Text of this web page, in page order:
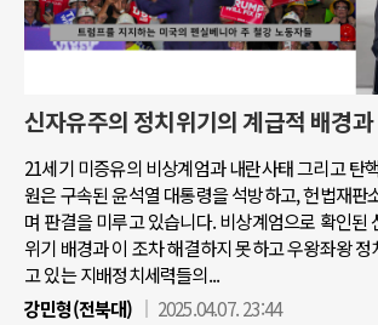
신자유주의 정치위기의 계급적 배경
21세기 미증유의 비상계엄과 내란사태 그리고 탄
원은 구속된 윤석열 대통령을 석방하고, 헌법재판
며 판결을 미루고 있습니다. 비상계엄으로 확인된
위기 배경과 이 조차 해결하지 못하고 우왕좌왕
고 있는 지배정치세력들의...
강민형(전북대)
2025.04.07. 23:44